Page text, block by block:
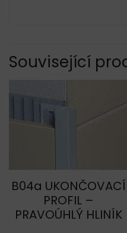
Související
B04a UKONČOVACÍ
PROFIL –
PRAVOÚHLÝ HLINÍK